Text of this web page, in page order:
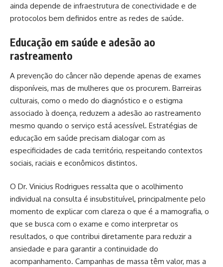
ainda depende de infraestrutura de conectividade e de
protocolos bem definidos entre as redes de saúde.
Educação em saúde e adesão ao
rastreamento
A prevenção do câncer não depende apenas de exames
disponíveis, mas de mulheres que os procurem. Barreiras
culturais, como o medo do diagnóstico e o estigma
associado à doença, reduzem a adesão ao rastreamento
mesmo quando o serviço está acessível. Estratégias de
educação em saúde precisam dialogar com as
especificidades de cada território, respeitando contextos
sociais, raciais e econômicos distintos.
O Dr. Vinicius Rodrigues ressalta que o acolhimento
individual na consulta é insubstituível, principalmente pelo
momento de explicar com clareza o que é a mamografia, o
que se busca com o exame e como interpretar os
resultados, o que contribui diretamente para reduzir a
ansiedade e para garantir a continuidade do
acompanhamento. Campanhas de massa têm valor, mas a